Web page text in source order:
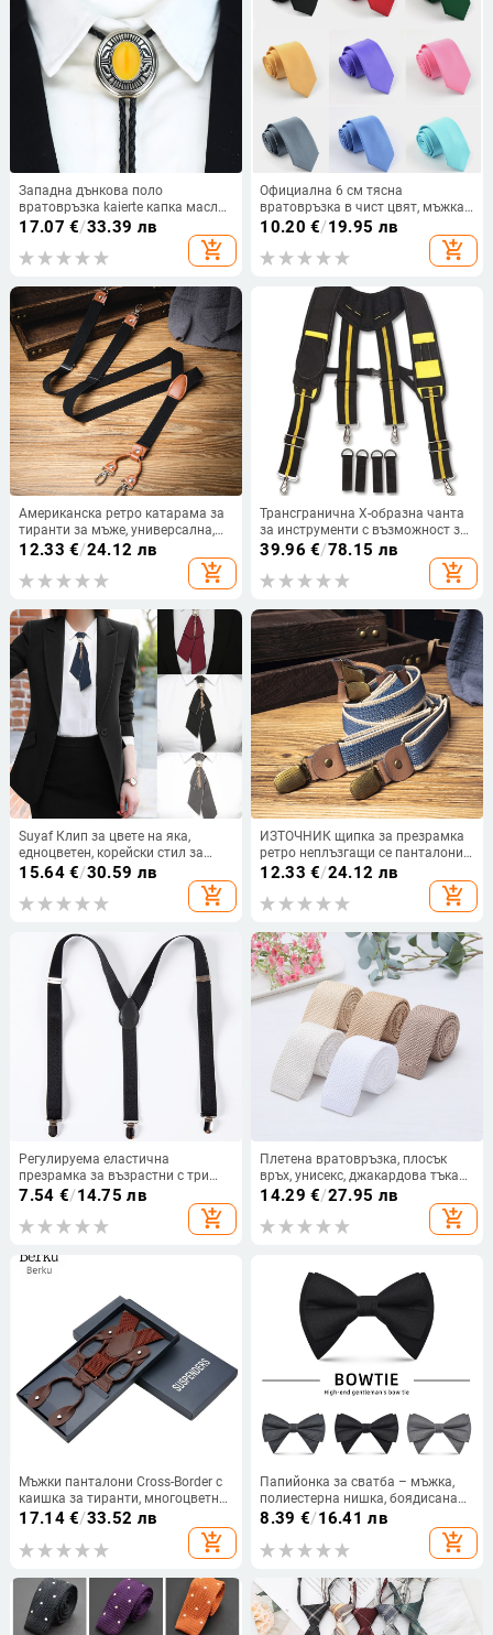
Западна дънкова поло
вратовръзка kaierte капка масло
цинкова сплав кожена папионка
17.07 €/33.39 лв
add_shopping_cart
Официална 6 см тясна
вратовръзка в чист цвят, мъжка,
корейска, модна, британска,
бизнес, тясна версия, черно-
червена, чистоцветна, на райета
10.20 €/19.95 лв
add_shopping_cart
Американска ретро катарама за
тиранти за мъже, универсална,
здрава, неплъзгаща се,
еластична, за възрастни, тиранти
за панталони
12.33 €/24.12 лв
add_shopping_cart
Трансгранична X-образна чанта
за инструменти с възможност за
окачване, чанта за кръста,
многофункционална каишка за
инструменти
39.96 €/78.15 лв
add_shopping_cart
Suyaf Клип за цвете на яка,
едноцветен, корейски стил за
двойки, за възрастни
15.64€/30.59 лв
add_shopping_cart
ИЗТОЧНИК щипка за презрамка
ретро неплъзгащи се панталони
за възрастни Y-образни
еластични панталони презрамка
универсални панталони за
12.33 €/24.12 лв
add_shopping_cart
Регулируема еластична
презрамка за възрастни с три
щипки, ширина 2,5 см, черна,
многоцветна, за мъже и жени
7.54 €/14.75 лв
add_shopping_cart
Плетена вратовръзка, плосък
връх, унисекс, джакардова тъкан,
ежедневен стил
14.29 €/27.95 лв
add_shopping_cart
Мъжки панталони Cross-Border с
каишка за тиранти, многоцветни,
еластични, с каишка за копчета и
17.14€/33.52 лв
add_shopping_cart
Папийонка за сватба – мъжка,
полиестерна нишка, боядисана
по нишки, акцент за яка
8.39 €/16.41 лв
add_shopping_cart